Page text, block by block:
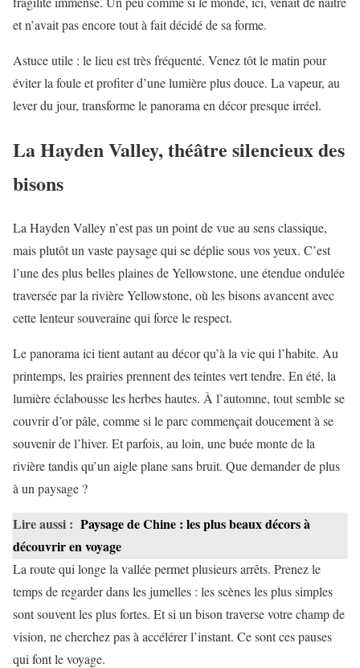
et n’avait pas encore tout à fait décidé de sa forme.
Astuce utile : le lieu est très fréquenté. Venez tôt le matin pour
éviter la foule et profiter d’une lumière plus douce. La vapeur, au
lever du jour, transforme le panorama en décor presque irréel.
La Hayden Valley, théâtre silencieux des
bisons
La Hayden Valley n’est pas un point de vue au sens classique,
mais plutôt un vaste paysage qui se déplie sous vos yeux. C’est
l’une des plus belles plaines de Yellowstone, une étendue ondulée
traversée par la rivière Yellowstone, où les bisons avancent avec
cette lenteur souveraine qui force le respect.
Le panorama ici tient autant au décor qu’à la vie qui l’habite. Au
printemps, les prairies prennent des teintes vert tendre. En été, la
lumière éclabousse les herbes hautes. À l’automne, tout semble se
couvrir d’or pâle, comme si le parc commençait doucement à se
souvenir de l’hiver. Et parfois, au loin, une buée monte de la
rivière tandis qu’un aigle plane sans bruit. Que demander de plus
à un paysage ?
Lire aussi : Paysage de Chine : les plus beaux décors à
découvrir en voyage
La route qui longe la vallée permet plusieurs arrêts. Prenez le
temps de regarder dans les jumelles : les scènes les plus simples
sont souvent les plus fortes. Et si un bison traverse votre champ de
vision, ne cherchez pas à accélérer l’instant. Ce sont ces pauses
qui font le voyage.